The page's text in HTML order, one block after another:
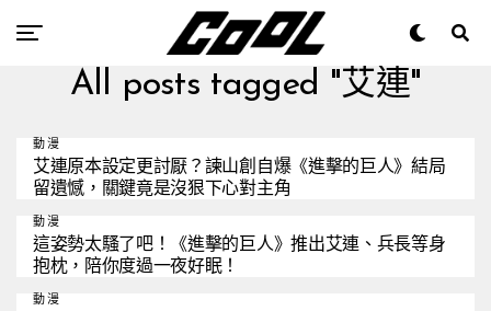
All posts tagged "艾連"
動漫
艾連原本設定更討厭？諫山創自爆《進擊的巨人》結局
留遺憾，關鍵竟是沒狠下心對主角
動漫
這姿勢太騷了吧！《進擊的巨人》推出艾連、兵長等身
抱枕，陪你度過一夜好眠！
動漫